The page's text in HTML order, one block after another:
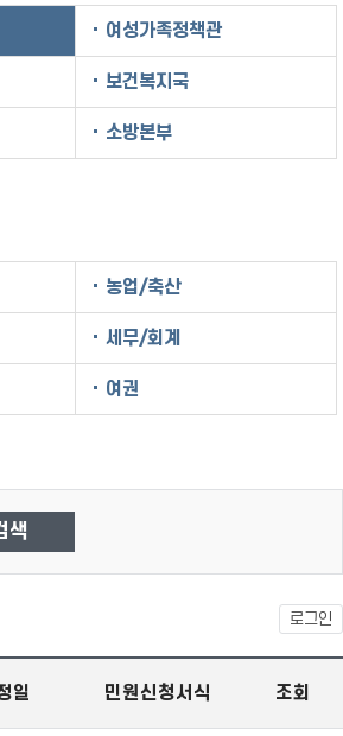
여성가족정책관
보건복지국
소방본부
농업/축산
세무/회계
여권
로그인
일 민원신청서식 조회